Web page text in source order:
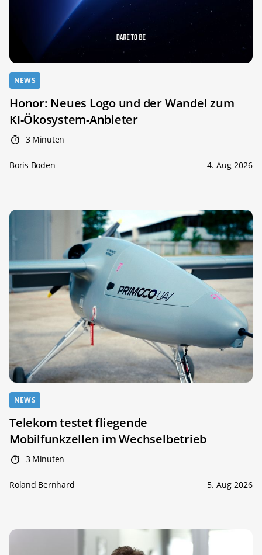
NEWS
Honor: Neues Logo und der Wandel zum
KI-Ökosystem-Anbieter
3 Minuten
Boris Boden 4. Aug 2026
NEWS
Telekom testet fliegende
Mobilfunkzellen im Wechselbetrieb
3 Minuten
Roland Bernhard 5. Aug 2026